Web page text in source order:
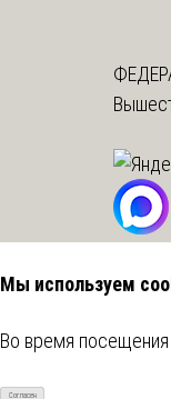
Мы используем
Во время посещения
Согласен